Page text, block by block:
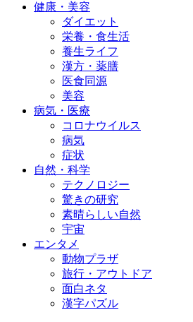
健康・美容
ダイエット
栄養・食生活
養生ライフ
漢方・薬膳
医食同源
美容
病気・医療
コロナウイルス
病気
症状
自然・科学
テクノロジー
驚きの研究
素晴らしい自然
宇宙
エンタメ
動物プラザ
旅行・アウトドア
面白ネタ
漢字パズル